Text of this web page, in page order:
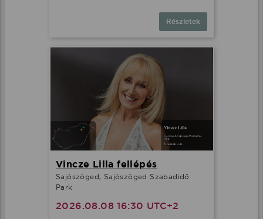
Részletek
Vincze Lilla fellépés
Sajószöged, Sajószöged Szabadidő
Park
2026.08.08 16:30 UTC+2